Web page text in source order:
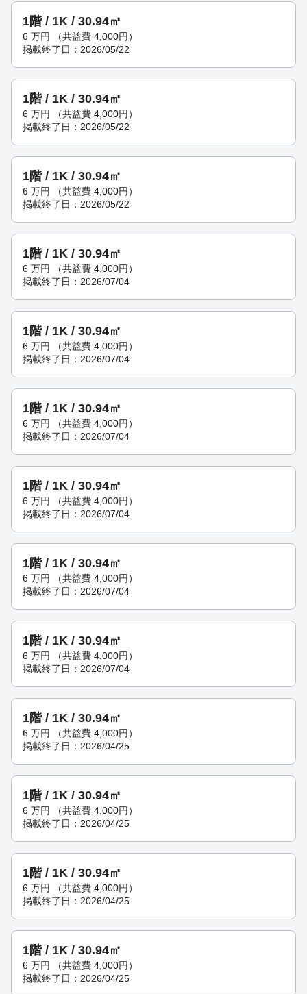
1階 / 1K / 30.94㎡
6 万円
（共益費 4,000円）
掲載終了日：2026/05/22
1階 / 1K / 30.94㎡
6 万円
（共益費 4,000円）
掲載終了日：2026/05/22
1階 / 1K / 30.94㎡
6 万円
（共益費 4,000円）
掲載終了日：2026/05/22
1階 / 1K / 30.94㎡
6 万円
（共益費 4,000円）
掲載終了日：2026/07/04
1階 / 1K / 30.94㎡
6 万円
（共益費 4,000円）
掲載終了日：2026/07/04
1階 / 1K / 30.94㎡
6 万円
（共益費 4,000円）
掲載終了日：2026/07/04
1階 / 1K / 30.94㎡
6 万円
（共益費 4,000円）
掲載終了日：2026/07/04
1階 / 1K / 30.94㎡
6 万円
（共益費 4,000円）
掲載終了日：2026/07/04
1階 / 1K / 30.94㎡
6 万円
（共益費 4,000円）
掲載終了日：2026/07/04
1階 / 1K / 30.94㎡
6 万円
（共益費 4,000円）
掲載終了日：2026/04/25
1階 / 1K / 30.94㎡
6 万円
（共益費 4,000円）
掲載終了日：2026/04/25
1階 / 1K / 30.94㎡
6 万円
（共益費 4,000円）
掲載終了日：2026/04/25
1階 / 1K / 30.94㎡
6 万円
（共益費 4,000円）
掲載終了日：2026/04/25